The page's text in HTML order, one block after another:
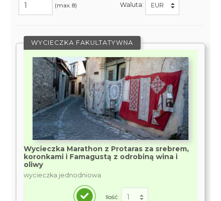
(max. 8) Waluta:
WYCIECZKA FAKULTATYWNA
Wycieczka Marathon z Protaras za srebrem,
koronkami i Famagustą z odrobiną wina i
oliwy
wycieczka jednodniowa
Ilość: